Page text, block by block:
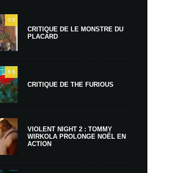
7.5
CRITIQUE DE LE MONSTRE DU
PLACARD
9.5
CRITIQUE DE THE FURIOUS
VIOLENT NIGHT 2 : TOMMY
WIRKOLA PROLONGE NOËL EN
ACTION